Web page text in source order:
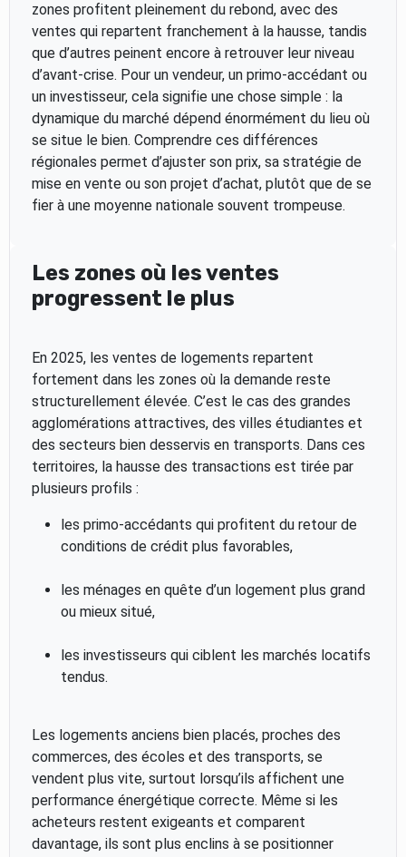
zones profitent pleinement du rebond, avec des
ventes qui repartent franchement à la hausse, tandis
que d’autres peinent encore à retrouver leur niveau
d’avant-crise. Pour un vendeur, un primo-accédant ou
un investisseur, cela signifie une chose simple : la
dynamique du marché dépend énormément du lieu où
se situe le bien. Comprendre ces différences
régionales permet d’ajuster son prix, sa stratégie de
mise en vente ou son projet d’achat, plutôt que de se
fier à une moyenne nationale souvent trompeuse.
Les zones où les ventes
progressent le plus
En 2025, les ventes de logements repartent
fortement dans les zones où la demande reste
structurellement élevée. C’est le cas des grandes
agglomérations attractives, des villes étudiantes et
des secteurs bien desservis en transports. Dans ces
territoires, la hausse des transactions est tirée par
plusieurs profils :
les primo-accédants qui profitent du retour de
conditions de crédit plus favorables,
les ménages en quête d’un logement plus grand
ou mieux situé,
les investisseurs qui ciblent les marchés locatifs
tendus.
Les logements anciens bien placés, proches des
commerces, des écoles et des transports, se
vendent plus vite, surtout lorsqu’ils affichent une
performance énergétique correcte. Même si les
acheteurs restent exigeants et comparent
davantage, ils sont plus enclins à se positionner